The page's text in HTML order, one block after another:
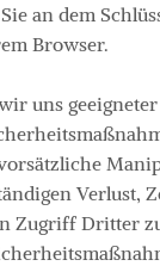
an dem
Browser.
uns
Verlust,
Zugriff Dritter